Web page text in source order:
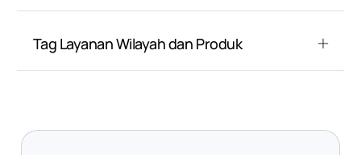
Tag Layanan Wilayah dan Produk